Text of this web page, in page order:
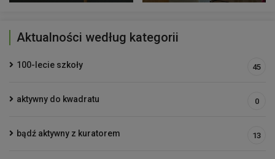
Aktualności według kategorii
100-lecie szkoły 45
aktywny do kwadratu 0
bądź aktywny z kuratorem 13